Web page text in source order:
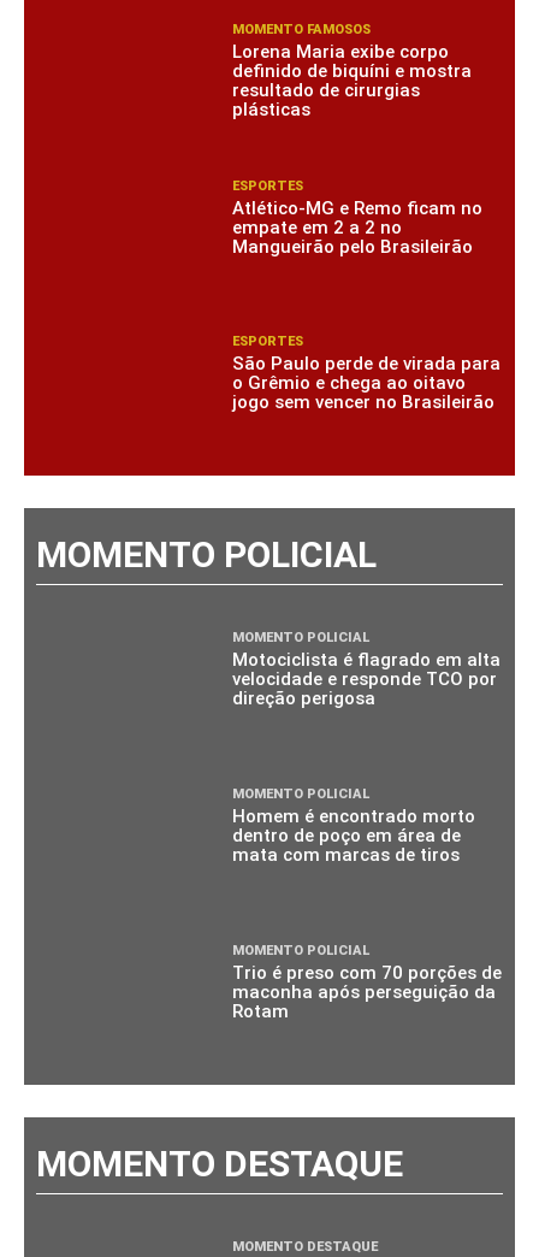
MOMENTO FAMOSOS
Lorena Maria exibe corpo
definido de biquíni e mostra
resultado de cirurgias
plásticas
ESPORTES
Atlético-MG e Remo ficam no
empate em 2 a 2 no
Mangueirão pelo Brasileirão
ESPORTES
São Paulo perde de virada para
o Grêmio e chega ao oitavo
jogo sem vencer no Brasileirão
MOMENTO POLICIAL
MOMENTO POLICIAL
Motociclista é flagrado em alta
velocidade e responde TCO por
direção perigosa
MOMENTO POLICIAL
Homem é encontrado morto
dentro de poço em área de
mata com marcas de tiros
MOMENTO POLICIAL
Trio é preso com 70 porções de
maconha após perseguição da
Rotam
MOMENTO DESTAQUE
MOMENTO DESTAQUE